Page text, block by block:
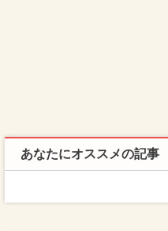
あなたにオススメの記事